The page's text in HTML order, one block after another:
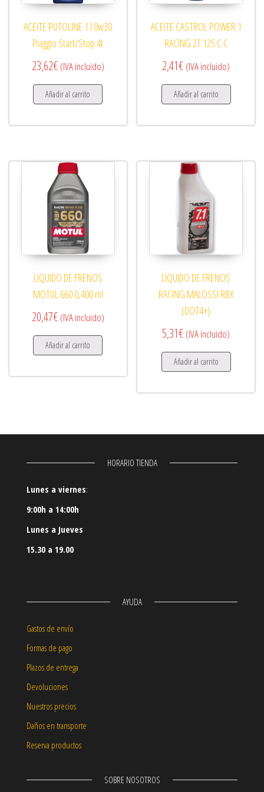
ACEITE PUTOLINE 1 l 0w30
Piaggio Start/Stop 4t
23,62€ (IVA incluido)
Añadir al carrito
ACEITE CASTROL POWER 1
RACING 2T 125 C.C
2,41€ (IVA incluido)
Añadir al carrito
LIQUIDO DE FRENOS
MOTUL 660 0,400 ml
20,47€ (IVA incluido)
Añadir al carrito
LIQUIDO DE FRENOS
RACING MALOSSI RBX
(DOT4+)
5,31€ (IVA incluido)
Añadir al carrito
HORARIO TIENDA
Lunes a viernes:
9:00h a 14:00h
Lunes a Jueves
15.30 a 19.00
AYUDA
Gastos de envío
Formas de pago
Plazos de entrega
Devoluciones
Nuestros precios
Daños en transporte
Reserva productos
SOBRE NOSOTROS